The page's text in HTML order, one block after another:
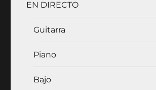
EN DIRECTO
Guitarra
Piano
Bajo